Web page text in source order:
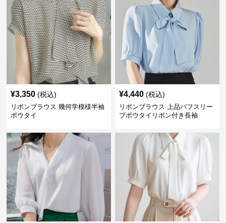
¥3,350 (税込)
リボンブラウス 幾何学模様半袖
ボウタイ
¥4,440 (税込)
リボンブラウス 上品パフスリー
ブボウタイリボン付き長袖